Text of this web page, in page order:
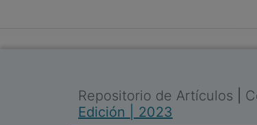
Repositorio de Artículos
Edición | 2023